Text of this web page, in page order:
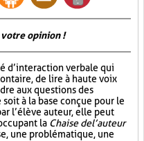
opinion !
d’interaction verbale qui
de lire à haute voix
aux questions des
à la base conçue pour le
l’élève auteur, elle peut
la Chaise de l’auteur
une problématique, une